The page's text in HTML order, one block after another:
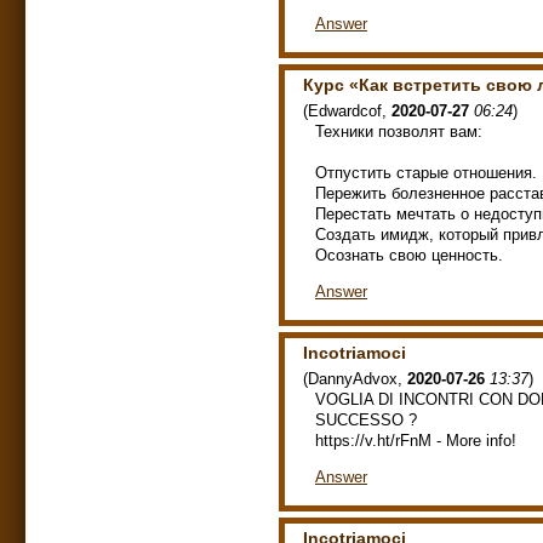
Answer
Курс «Как встретить свою
(Edwardcof, 2020-07-27 06:24)
Техники позволят вам:
Отпустить старые отношения.
Пережить болезненное
Перестать мечтать о
Создать имидж, который
Осознать свою ценность.
Answer
Incotriamoci
(DannyAdvox, 2020-07-26 13:37)
VOGLIA DI INCONTRI CON
SUCCESSO ?
https://v.ht/rFnM - More info!
Answer
Incotriamoci